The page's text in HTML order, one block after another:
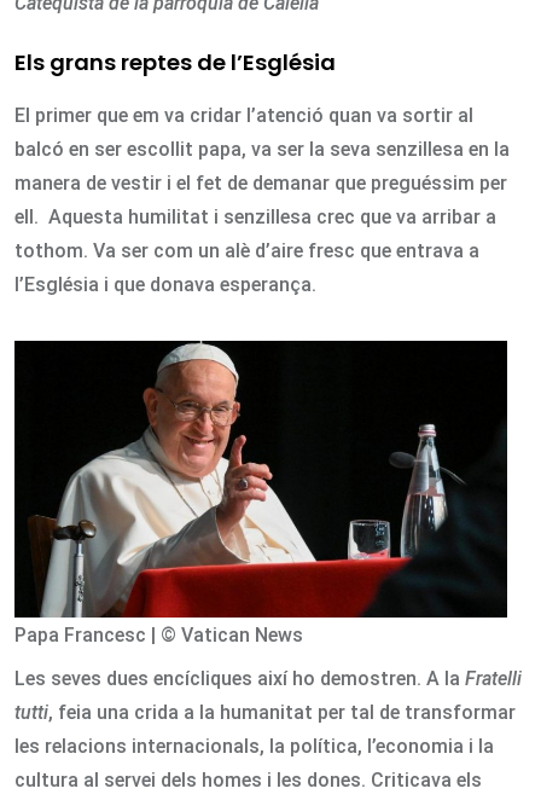
Els grans reptes de l’Església
El primer que em va cridar l’atenció quan va sortir al
balcó en ser escollit papa, va ser la seva senzillesa en la
manera de vestir i el fet de demanar que preguéssim per
ell. Aquesta humilitat i senzillesa crec que va arribar a
tothom. Va ser com un alè d’aire fresc que entrava a
l’Església i que donava esperança.
Papa Francesc | © Vatican News
Les seves dues encícliques així ho demostren. A la Fratelli
tutti, feia una crida a la humanitat per tal de transformar
les relacions internacionals, la política, l’economia i la
cultura al servei dels homes i les dones. Criticava els